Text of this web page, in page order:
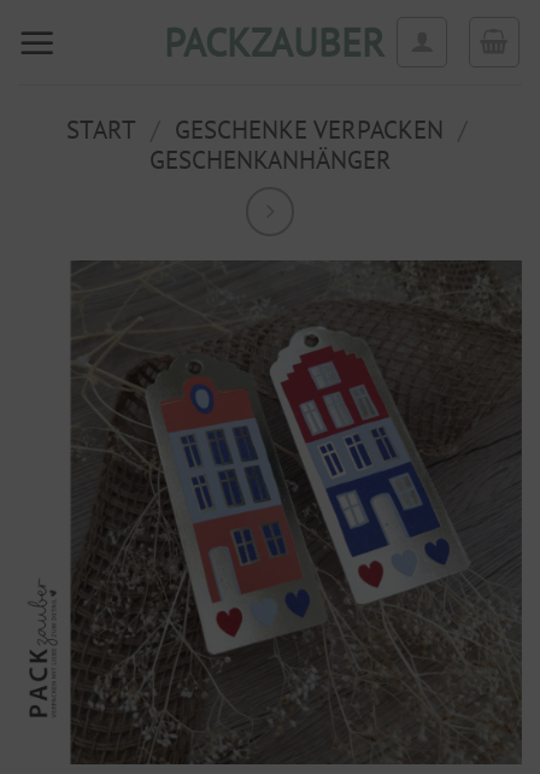
Inhalt
PACKZAUBER
START GESCHENKE VERPACKEN
GESCHENKANHÄNGER